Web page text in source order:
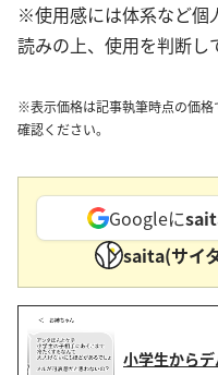
※使用感には体系など個
読みの上、使用を判断し
※表示価格は記事執筆時点の価格
確認ください。
Googleに
saita(サイ
小学生から